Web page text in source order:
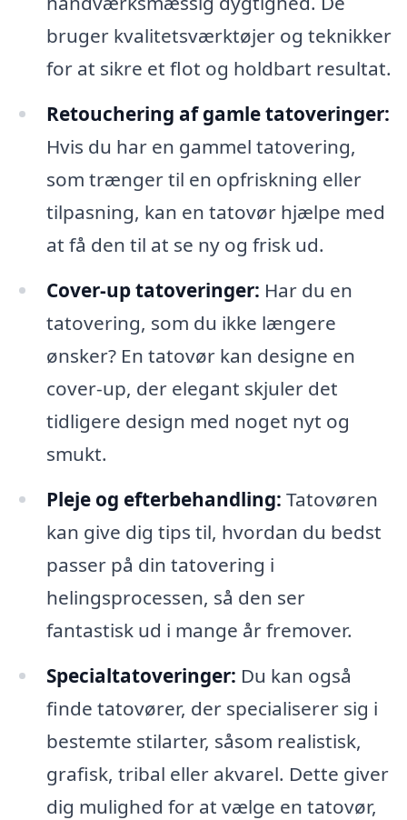
bruger kvalitetsværktøjer og teknikker
for at sikre et flot og holdbart resultat.
Retouchering af gamle tatoveringer:
Hvis du har en gammel tatovering,
som trænger til en opfriskning eller
tilpasning, kan en tatovør hjælpe med
at få den til at se ny og frisk ud.
Cover-up tatoveringer: Har du en
tatovering, som du ikke længere
ønsker? En tatovør kan designe en
cover-up, der elegant skjuler det
tidligere design med noget nyt og
smukt.
Pleje og efterbehandling: Tatovøren
kan give dig tips til, hvordan du bedst
passer på din tatovering i
helingsprocessen, så den ser
fantastisk ud i mange år fremover.
Specialtatoveringer: Du kan også
finde tatovører, der specialiserer sig i
bestemte stilarter, såsom realistisk,
grafisk, tribal eller akvarel. Dette giver
dig mulighed for at vælge en tatovør,